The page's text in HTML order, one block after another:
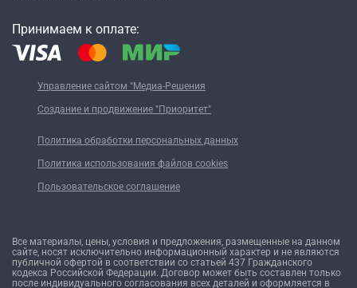
Принимаем к оплате:
Управление сайтом "Медиа-Решения
Создание и продвижение "Приоритет"
Политика обработки персональных данных
Политика использования файлов cookies
Пользовательское соглашение
Все материалы, цены, условия и предложения, размещенные на данном
сайте, носят исключительно информационный характер и не являются
публичной офертой в соответствии со статьей 437 Гражданского
кодекса Российской Федерации. Договор может быть составлен только
после индивидуального согласования всех деталей и оформляется в